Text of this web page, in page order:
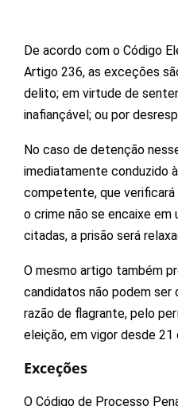
De acordo com o Código
Artigo 236, as exceções
delito; em virtude de
inafiançável; ou por
No caso de detenção
imediatamente conduzido
competente, que verificará
o crime não se encaixe
citadas, a prisão será
O mesmo artigo também
candidatos não podem ser
razão de flagrante, pelo
eleição, em vigor desde 21
Exceções
O Código de Processo